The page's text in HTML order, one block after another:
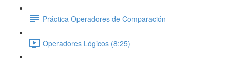
Práctica Operadores de Comparación
Operadores Lógicos (8:25)